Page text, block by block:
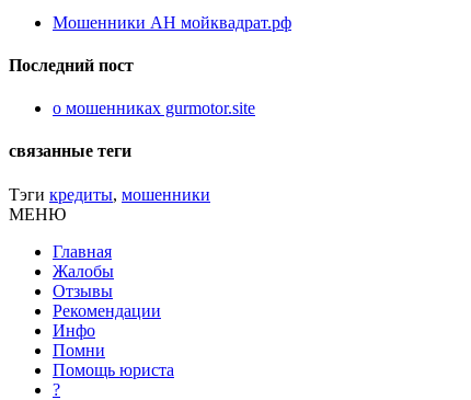
Мошенники АН мойквадрат.рф
Последний пост
о мошенниках gurmotor.site
связанные теги
Тэги кредиты, мошенники
МЕНЮ
Главная
Жалобы
Отзывы
Рекомендации
Инфо
Помни
Помощь юриста
?